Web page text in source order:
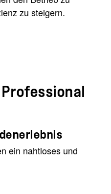
zu steigern.
ein nahtloses und